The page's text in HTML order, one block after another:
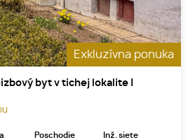
Exkluzívna ponuka
byt v tichej lokalite |
Poschodie Inž. siete